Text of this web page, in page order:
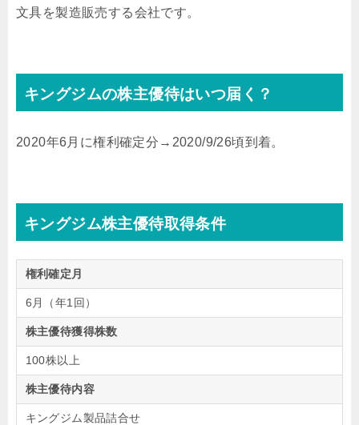
文具を製造販売する会社です。
キングジムの株主優待はいつ届く？
2020年6月に権利確定分→2020/9/26頃到着。
キングジム株主優待取得条件
権利確定月
6月（年1回）
株主優待獲得株数
100株以上
株主優待内容
キングジム製品詰合せ